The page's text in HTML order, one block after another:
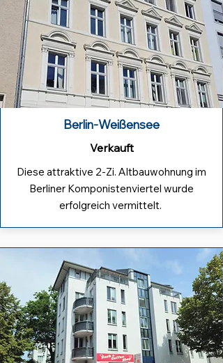
Berlin-Weißensee
Verkauft
Diese attraktive 2-Zi. Altbauwohnung im
Berliner Komponistenviertel wurde
erfolgreich vermittelt.